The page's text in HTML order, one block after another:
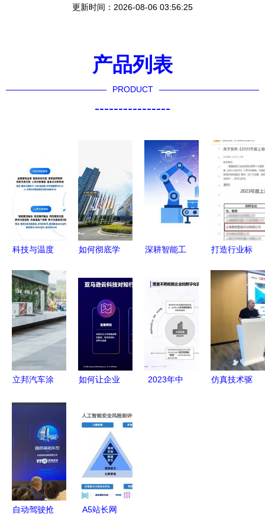
更新时间：2026-08-06 03:56:25
产品列表
PRODUCT
----------------
科技与温度
集团轻松保
严选荣
获“2021领
航中国杰出
保险服务
奖”
如何彻底学
场景的构建
科技推广与
应用服务的
实践路径
深耕智能工
发企业发展
新动能 科
技推广和应
用服务
打造行业标
《2023年
度上海市智
能机器人标
杆企业与应
用场景推荐
立邦汽车涂
化市场十大
应用企
业”称号，
引领科技推
广新浪潮
如何让企业
马逊云科技
助力云管理
服务商加速
成长
2023年中
仿真技术驱
自动驾驶抢
A5站长网